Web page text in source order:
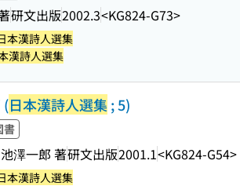
研文出版2002.3<KG824-G73>
本漢詩人選集
漢詩人選集
(日本漢詩人選集 ; 5)
書
澤一郎 著研文出版2001.1<KG824-G54>
本漢詩人選集